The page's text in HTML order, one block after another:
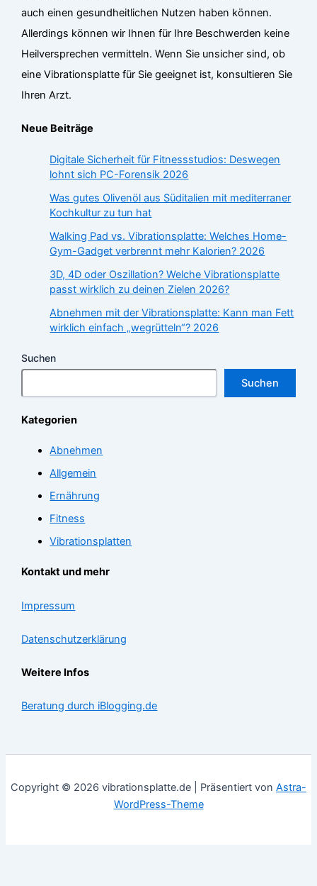
auch einen gesundheitlichen Nutzen haben können.
Allerdings können wir Ihnen für Ihre Beschwerden keine
Heilversprechen vermitteln. Wenn Sie unsicher sind, ob
eine Vibrationsplatte für Sie geeignet ist, konsultieren Sie
Ihren Arzt.
Neue Beiträge
Digitale Sicherheit für Fitnessstudios: Deswegen
lohnt sich PC-Forensik 2026
Was gutes Olivenöl aus Süditalien mit mediterraner
Kochkultur zu tun hat
Walking Pad vs. Vibrationsplatte: Welches Home-
Gym-Gadget verbrennt mehr Kalorien? 2026
3D, 4D oder Oszillation? Welche Vibrationsplatte
passt wirklich zu deinen Zielen 2026?
Abnehmen mit der Vibrationsplatte: Kann man Fett
wirklich einfach „wegrütteln“? 2026
Suchen
Suchen
Kategorien
Abnehmen
Allgemein
Ernährung
Fitness
Vibrationsplatten
Kontakt und mehr
Impressum
Datenschutzerklärung
Weitere Infos
Beratung durch iBlogging.de
Copyright © 2026 vibrationsplatte.de | Präsentiert von Astra-
WordPress-Theme